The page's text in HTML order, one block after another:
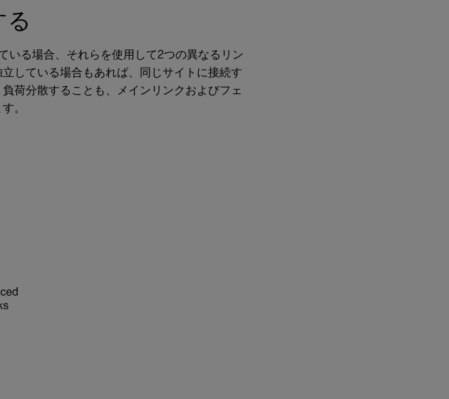
いる場合、それらを使用して2つの異なるリン
している場合もあれば、同じサイトに接続す
荷分散することも、メインリンクおよびフェ
。